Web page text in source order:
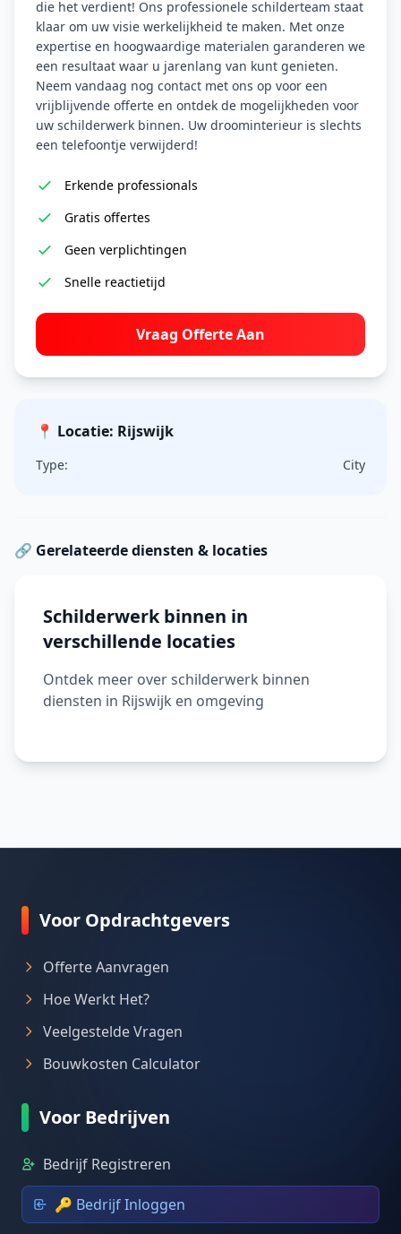
die het verdient! Ons professionele schilderteam staat
klaar om uw visie werkelijkheid te maken. Met onze
expertise en hoogwaardige materialen garanderen we
een resultaat waar u jarenlang van kunt genieten.
Neem vandaag nog contact met ons op voor een
vrijblijvende offerte en ontdek de mogelijkheden voor
uw schilderwerk binnen. Uw droominterieur is slechts
een telefoontje verwijderd!
Erkende professionals
Gratis offertes
Geen verplichtingen
Snelle reactietijd
Vraag Offerte Aan
📍 Locatie: Rijswijk
Type: City
🔗 Gerelateerde diensten & locaties
Schilderwerk binnen in
verschillende locaties
Ontdek meer over schilderwerk binnen
diensten in Rijswijk en omgeving
Voor Opdrachtgevers
Offerte Aanvragen
Hoe Werkt Het?
Veelgestelde Vragen
Bouwkosten Calculator
Voor Bedrijven
Bedrijf Registreren
🔑 Bedrijf Inloggen